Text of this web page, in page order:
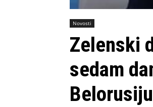
Novosti
Zelenski
sedam
Belorusiju